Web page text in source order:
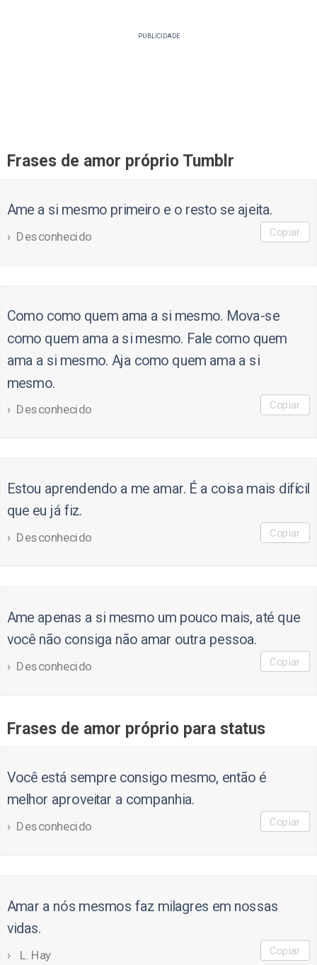
PUBLICIDADE
Frases de amor próprio Tumblr
Ame a si mesmo primeiro e o resto se ajeita.
Desconhecido Copiar
Como como quem ama a si mesmo. Mova-se
como quem ama a si mesmo. Fale como quem
ama a si mesmo. Aja como quem ama a si
mesmo.
Desconhecido Copiar
Estou aprendendo a me amar. É a coisa mais difícil
que eu já fiz.
Desconhecido Copiar
Ame apenas a si mesmo um pouco mais, até que
você não consiga não amar outra pessoa.
Desconhecido Copiar
Frases de amor próprio para status
Você está sempre consigo mesmo, então é
melhor aproveitar a companhia.
Desconhecido Copiar
Amar a nós mesmos faz milagres em nossas
vidas.
L. Hay Copiar